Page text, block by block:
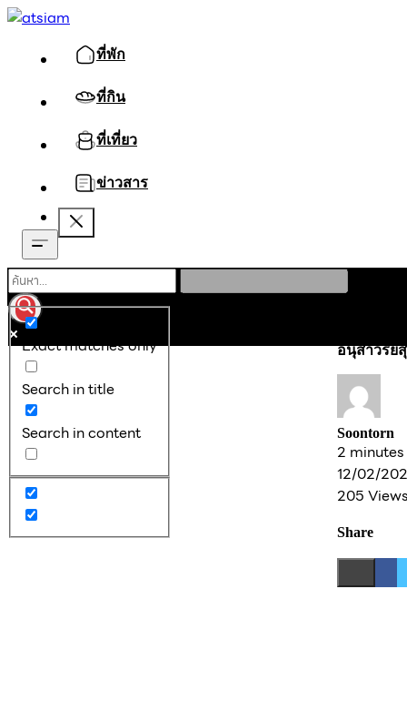
ที่พัก
ที่กิน
ที่เที่ยว
ข่าวสาร
Exact matches only
Search in title
Search in content
อนุสาวรีย์
Soontorn
2 minutes
12/02/
205
Share